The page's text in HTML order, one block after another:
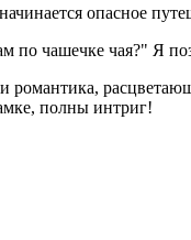
опасное
по чашечке чая?" Я
романтика,
полны интриг!